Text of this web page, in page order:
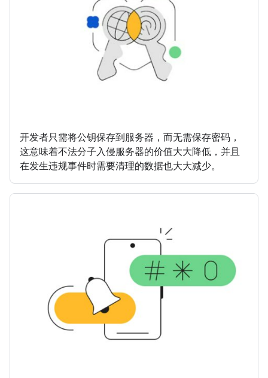
开发者只需将公钥保存到服务器，而无需保存密码，
这意味着不法分子入侵服务器的价值大大降低，并且
在发生违规事件时需要清理的数据也大大减少。